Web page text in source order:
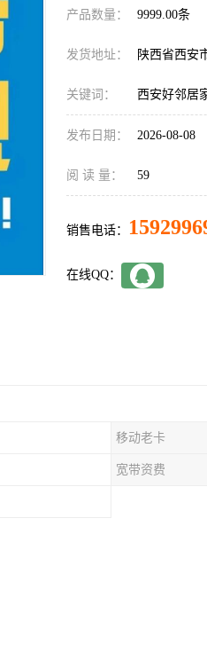
产品数量： 9999.00条
发货地址： 陕西省西安
关键词： 西安好邻居
发布日期： 2026-08-08
阅 读 量： 59
销售电话：
在线QQ：
移动老卡
宽带资费